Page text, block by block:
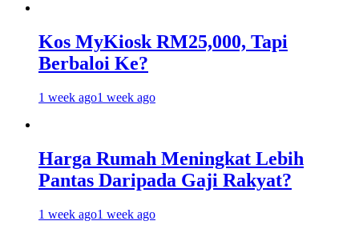
Kos MyKiosk RM25,000, Tapi
Berbaloi Ke?
1 week ago1 week ago
Harga Rumah Meningkat Lebih
Pantas Daripada Gaji Rakyat?
1 week ago1 week ago